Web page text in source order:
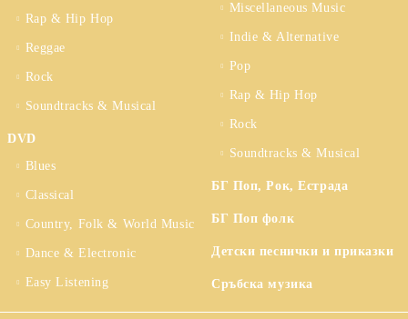
Rap & Hip Hop
Reggae
Rock
Soundtracks & Musical
DVD
Blues
Classical
Country, Folk & World Music
Dance & Electronic
Easy Listening
Miscellaneous Music
Indie & Alternative
Pop
Rap & Hip Hop
Rock
Soundtracks & Musical
БГ Поп, Рок, Естрада
БГ Поп фолк
Детски песнички и приказки
Сръбска музика